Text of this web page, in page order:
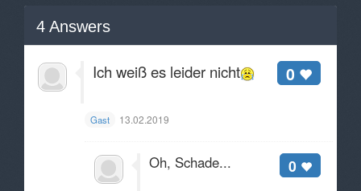
4 Answers
0
Ich weiß es leider nicht
Gast 13.02.2019
0
Oh, Schade...